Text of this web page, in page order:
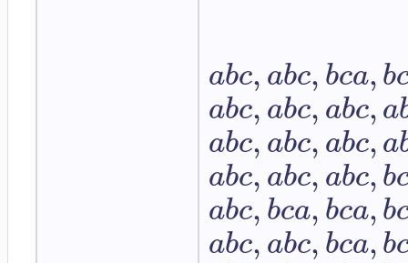
abc,abc,bca,b
abc,abc,abc,a
abc,abc,abc,a
abc,abc,abc,b
abc,bca,bca,b
abc,abc,bca,b